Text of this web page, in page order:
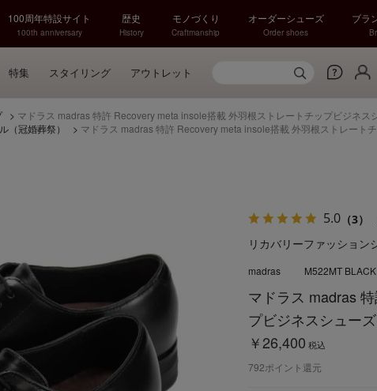
100周年特設サイト
100th anniversary
歴史
History
モノづくり
Craftmanship
オーダーシューズ
Order shoes
ブラ
特集 スタイリング アウトレット
> マドラス madras 特許 Recovery meta insole搭載 外羽根ストレートチップビジネス
（冠婚葬祭） > マドラス madras 特許 Recovery meta insole搭載 外羽根ストレート
5.0 （3）
リカバリーファッション
マドラス madras
プビジネスシュー
￥26,400 税込
madras M522MT BLACK
792ポイント還元